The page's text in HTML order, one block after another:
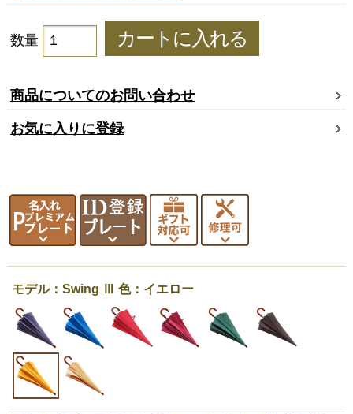
数量
商品についてのお問い合わせ
お気に入りに登録
モデル：Swing Ⅲ 色：イエロー